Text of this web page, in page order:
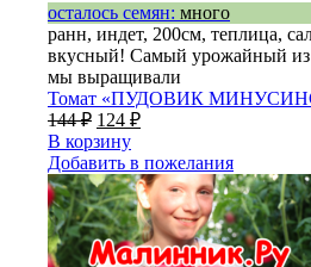
осталось семян: много
ранн, индет, 200см, теплица,
вкусный! Самый урожайный из
мы выращивали
Томат «ПУДОВИК
144₽ 124 ₽
В корзину
Добавить в пожелания